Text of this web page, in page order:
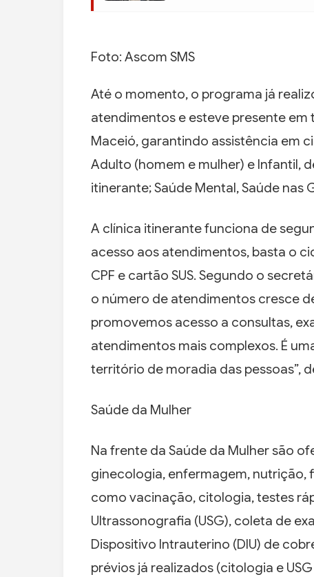
Foto: Ascom SMS
Até o momento, o programa já
atendimentos e esteve presente
Maceió, garantindo assistência em
Adulto (homem e mulher) e Infantil,
itinerante; Saúde Mental, Saúde nas
A clínica itinerante funciona de
acesso aos atendimentos, basta o
CPF e cartão SUS. Segundo o
o número de atendimentos cresce
promovemos acesso a consultas,
atendimentos mais complexos. É
território de moradia das pessoas”,
Saúde da Mulher
Na frente da Saúde da Mulher são
ginecologia, enfermagem, nutrição,
como vacinação, citologia, testes
Ultrassonografia (USG), coleta de
Dispositivo Intrauterino (DIU) de
prévios já realizados (citologia e